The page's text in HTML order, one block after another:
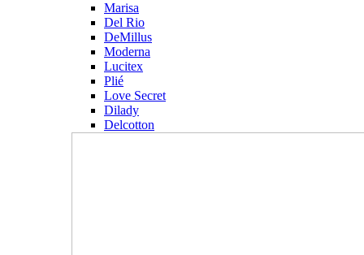
Marisa
Del Rio
DeMillus
Moderna
Lucitex
Plié
Love Secret
Dilady
Delcotton